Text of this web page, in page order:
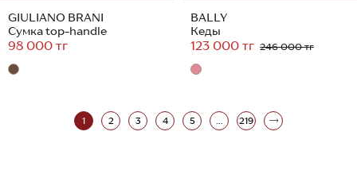
GIULIANO BRANI
Сумка top-handle
98 000 тг
BALLY
Кеды
123 000 тг 246 000 тг
1 2 3 4 5 ... 219